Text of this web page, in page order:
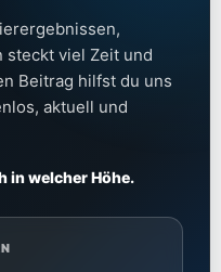
steckt viel Zeit und
Beitrag hilfst du uns
aktuell und
in welcher Höhe.